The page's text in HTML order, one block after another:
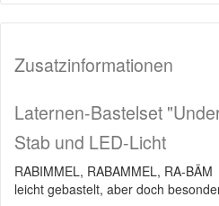
Zusatzinformationen
Laternen-Bastelset
Stab und LED-Licht
RABIMMEL, RABAMMEL, RA-BÄM
leicht gebastelt, aber doch